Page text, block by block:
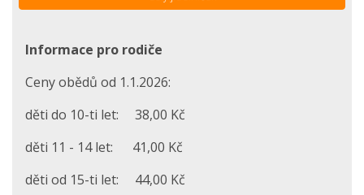
Informace pro rodiče
Ceny obědů od 1.1.2026:
děti do 10-ti let: 38,00 Kč
děti 11 - 14 let: 41,00 Kč
děti od 15-ti let: 44,00 Kč